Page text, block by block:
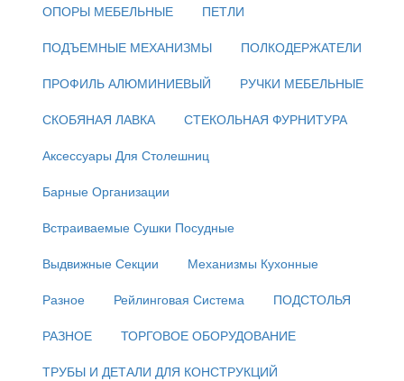
ОПОРЫ МЕБЕЛЬНЫЕ
ПЕТЛИ
ПОДЪЕМНЫЕ МЕХАНИЗМЫ
ПОЛКОДЕРЖАТЕЛИ
ПРОФИЛЬ АЛЮМИНИЕВЫЙ
РУЧКИ МЕБЕЛЬНЫЕ
СКОБЯНАЯ ЛАВКА
СТЕКОЛЬНАЯ ФУРНИТУРА
Аксессуары Для Столешниц
Барные Организации
Встраиваемые Сушки Посудные
Выдвижные Секции
Механизмы Кухонные
Разное
Рейлинговая Система
ПОДСТОЛЬЯ
РАЗНОЕ
ТОРГОВОЕ ОБОРУДОВАНИЕ
ТРУБЫ И ДЕТАЛИ ДЛЯ КОНСТРУКЦИЙ